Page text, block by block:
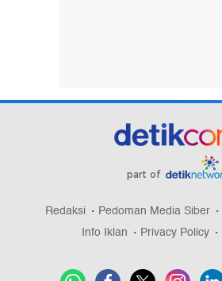
part of
Redaksi Pedoman Media Siber
Info Iklan
Privacy Policy